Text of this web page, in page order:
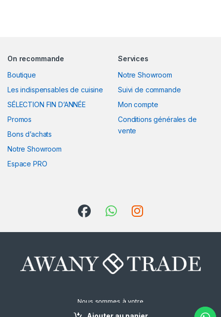
On recommande
Boutique
Les indispensables de cuisine
SÉLECTION FIN D’ANNÉE
Promos
Bons d’achats
Notre Showroom
Espace PRO
Services
Notre Showroom
Suivi de commande
Mon compte
Conditions générales de
vente
Nous sommes à votre